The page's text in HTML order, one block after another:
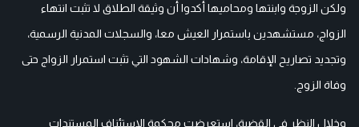
ولكن الزوجة وابنتها ومحاميها أكدوا أن وثيقة الطلاق لا تثبت انتهاء
الزواج، مستشهدين باستمرار العيش معا، والسجلات المدنية الرسمية،
وتجديد تصاريح الإقامة، وشهادات الشهود التي تثبت استمرار الزواج حتى
وفاة الزوج.
وخلال النظر في القضية، استعرضت محكمة الاستئناف المستندات